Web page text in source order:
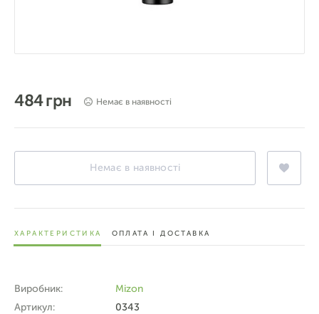
484 грн Немає в наявності
Немає в наявності
ХАРАКТЕРИСТИКА ОПЛАТА І ДОСТАВКА
Виробник:
Mizon
Артикул:
0343